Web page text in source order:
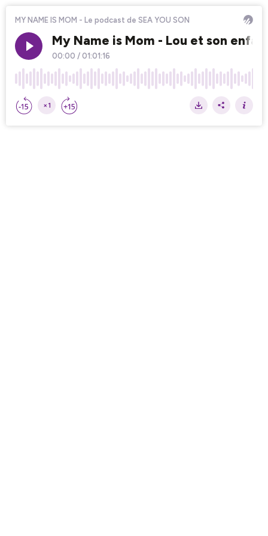
MY NAME IS MOM - Le podcast de SEA YOU SON
My Name is Mom - Lou et son
00:00 / 01:01:16
×1